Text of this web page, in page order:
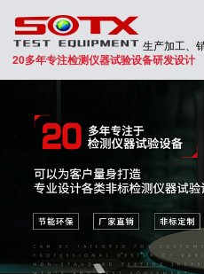
生产加工、
20多年专注检测仪器试验设备研发设计